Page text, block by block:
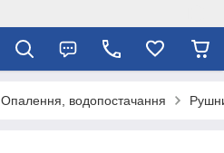
Опалення, водопостачання